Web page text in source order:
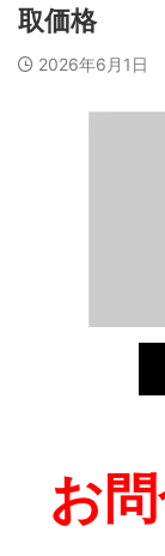
取価格
2026年6月1日
お